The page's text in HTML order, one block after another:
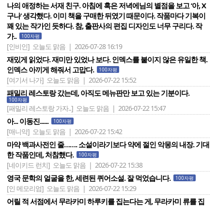
나의 애정하는 서재 친구. 아침에 혹은 저녁에님의 별점을 보고 ‘아, X
구나’ 생각했다. 이미 책을 구매한 뒤였기 때문이다. 작품마다 기복이
꽤 있는 작가인 듯하다. 참, 출판사의 편집 디자인도 너무 구리다. 작
가..
100자평
[인비인] 오늘도 맑음 | 2026-07-28 16:19
재밌게 읽었다. 재미만 있었나 보다. 인덱스를 붙이지 않은 유일한 책.
인덱스 아끼게 해줘서 고맙다.
100자평
[여기서 나가] 오늘도 맑음 | 2026-07-22 15:52
패밀리 레스토랑 갔는데, 아직도 메뉴판만 보고 있는 기분이다.
100자평
[패밀리 레스토랑 가자..] 오늘도 맑음 | 2026-07-22 15:47
아... 이동진...... 100자평
[매니악] 오늘도 맑음 | 2026-07-22 15:42
마약 백과사전인 줄……. 소설이라기보다 약에 절인 악몽의 내장. 기대
한 작품인데, 처참했다.
100자평
[네이키드 런치] 오늘도 맑음 | 2026-07-22 15:38
영국 문학의 얼굴을 한, 세련된 퀴어소설. 잘 먹었습니다. 100자평
[인 메모리엄] 오늘도 맑음 | 2026-07-22 15:29
어릴 적 서점에서 무라카미 하루키를 집는다는 게, 무라카미 류를 집